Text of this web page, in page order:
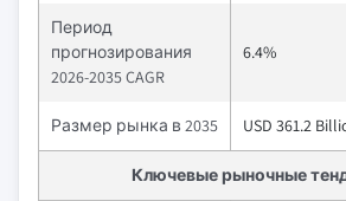
Период
прогнозирования
2026-2035 CAGR
6.4%
Размер рынка в 2035 USD 361.2
Ключевые рыночные